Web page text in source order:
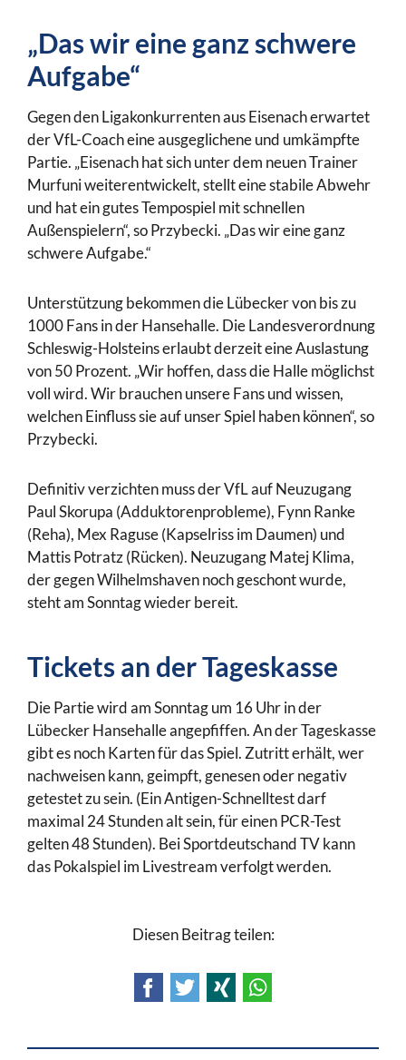
„Das wir eine ganz schwere
Aufgabe“
Gegen den Ligakonkurrenten aus Eisenach erwartet
der VfL-Coach eine ausgeglichene und umkämpfte
Partie. „Eisenach hat sich unter dem neuen Trainer
Murfuni weiterentwickelt, stellt eine stabile Abwehr
und hat ein gutes Tempospiel mit schnellen
Außenspielern“, so Przybecki. „Das wir eine ganz
schwere Aufgabe.“
Unterstützung bekommen die Lübecker von bis zu
1000 Fans in der Hansehalle. Die Landesverordnung
Schleswig-Holsteins erlaubt derzeit eine Auslastung
von 50 Prozent. „Wir hoffen, dass die Halle möglichst
voll wird. Wir brauchen unsere Fans und wissen,
welchen Einfluss sie auf unser Spiel haben können“, so
Przybecki.
Definitiv verzichten muss der VfL auf Neuzugang
Paul Skorupa (Adduktorenprobleme), Fynn Ranke
(Reha), Mex Raguse (Kapselriss im Daumen) und
Mattis Potratz (Rücken). Neuzugang Matej Klima,
der gegen Wilhelmshaven noch geschont wurde,
steht am Sonntag wieder bereit.
Tickets an der Tageskasse
Die Partie wird am Sonntag um 16 Uhr in der
Lübecker Hansehalle angepfiffen. An der Tageskasse
gibt es noch Karten für das Spiel. Zutritt erhält, wer
nachweisen kann, geimpft, genesen oder negativ
getestet zu sein. (Ein Antigen-Schnelltest darf
maximal 24 Stunden alt sein, für einen PCR-Test
gelten 48 Stunden). Bei Sportdeutschand TV kann
das Pokalspiel im Livestream verfolgt werden.
Diesen Beitrag teilen:
FacebookTwitterXing